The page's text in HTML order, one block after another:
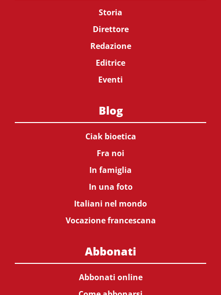
Storia
Direttore
Redazione
Editrice
Eventi
Blog
Ciak bioetica
Fra noi
In famiglia
In una foto
Italiani nel mondo
Vocazione francescana
Abbonati
Abbonati online